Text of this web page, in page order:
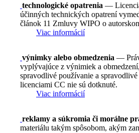
technologické opatrenia —
účinných technických opatrení
článok 11 Zmluvy WIPO o
Viac informácií
výnimky alebo obmedzenia —
vyplývajúce z výnimiek a
spravodlivé používanie a spravodlivé
licenciami CC nie sú dotknuté.
Viac informácií
reklamy a súkromia či morálne
materiálu takým spôsobom, akým